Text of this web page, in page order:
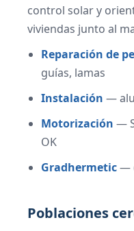
control solar y
viviendas junto al
Reparación de
guías, lamas
Instalación —
Motorización —
OK
Gradhermetic—
Poblaciones